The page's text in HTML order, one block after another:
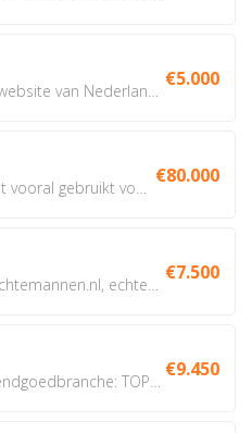
€5.000
€80.000
€7.500
€9.450